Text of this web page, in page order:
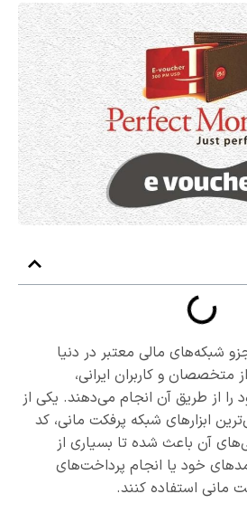
شبکه‌های مالی معتبر در دنیا
متخصصان و کاربران ایرانی،
را از طریق آن انجام می‌دهند. یکی از
ابزارهای شبکه پرفکت مانی، کد
آن باعث شده تا بسیاری از
خود یا انجام پرداخت‌های
مانی استفاده کنند.